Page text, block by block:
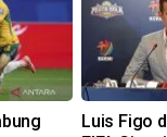
Luis Figo